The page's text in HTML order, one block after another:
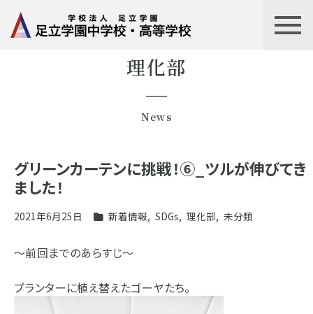
理化部
News
グリーンカーテンに挑戦！⑥_ツルが伸びてき
ました！
2021年6月25日 新着情報, SDGs, 理化部, 未分類
～前回までのあらすじ～
プランターに植え替えたゴーヤたち。